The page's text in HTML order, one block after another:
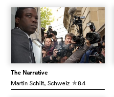
The Narrative
Martin Schilt, Schweiz c8.4